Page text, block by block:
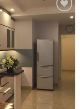
Add to
Wishlist